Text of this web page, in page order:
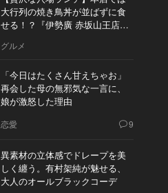
大行列の焼き鳥丼が並ばずに食
せる！？『伊勢廣 赤坂山王店』
グルメ
「今日はたくさん甘えちゃお」
再会した母の無邪気な一言に、
娘が激怒した理由
恋愛 9
異素材の立体感でドレープを美
しく纏う。有村架純が魅せる、
大人のオールブラックコーデ